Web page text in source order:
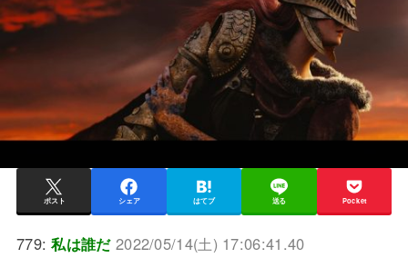
ポスト シェア はてブ 送る Pocket
779:私は誰だ 2022/05/14(土) 17:06:41.40